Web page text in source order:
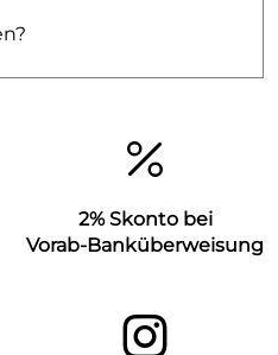
2% Skonto bei
Vorab-Banküberweisung